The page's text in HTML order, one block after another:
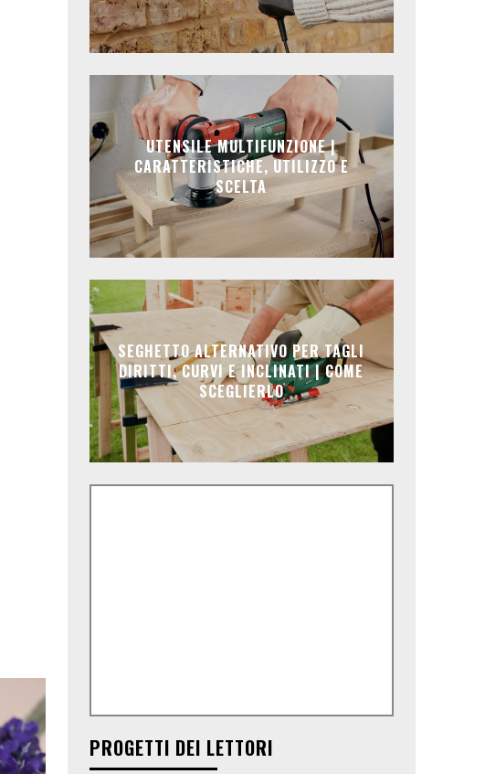
UTENSILE MULTIFUNZIONE |
CARATTERISTICHE, UTILIZZO E
SCELTA
SEGHETTO ALTERNATIVO PER TAGLI
DIRITTI, CURVI E INCLINATI | COME
SCEGLIERLO
PROGETTI DEI LETTORI